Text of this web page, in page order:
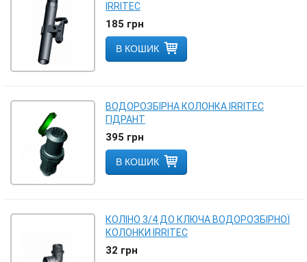
IRRITEC
185 грн
В КОШИК
ВОДОРОЗБІРНА КОЛОНКА IRRITEC
ГІДРАНТ
395 грн
В КОШИК
КОЛІНО 3/4 ДО КЛЮЧА ВОДОРОЗБІРНОЇ
КОЛОНКИ IRRITEC
32 грн